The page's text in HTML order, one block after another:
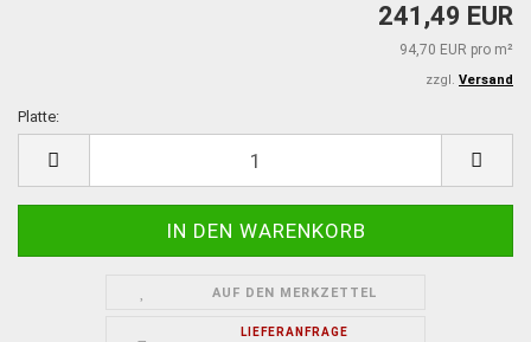
241,49 EUR
94,70 EUR pro m²
zzgl. Versand
Platte:
AUF DEN MERKZETTEL
LIEFERANFRAGE